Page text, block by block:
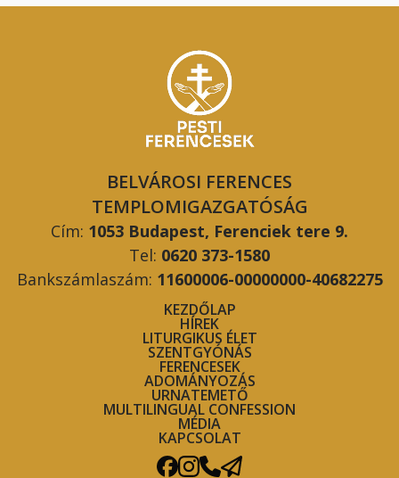
BELVÁROSI FERENCES
TEMPLOMIGAZGATÓSÁG
Cím: 1053 Budapest, Ferenciek tere 9.
Tel: 0620 373-1580
Bankszámlaszám: 11600006-00000000-40682275
KEZDŐLAP
HÍREK
LITURGIKUS ÉLET
SZENTGYÓNÁS
FERENCESEK
ADOMÁNYOZÁS
URNATEMETŐ
MULTILINGUAL CONFESSION
MÉDIA
KAPCSOLAT